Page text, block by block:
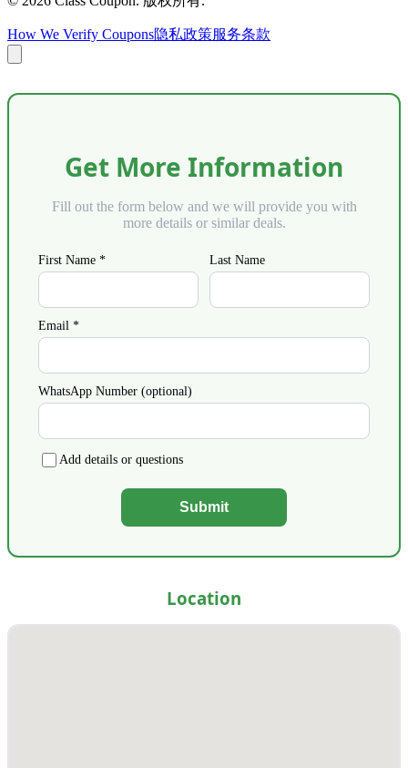
How We Verify Coupons隐私政策服务条款
Get More Information
Fill out the form below and we will provide you with
more details or similar deals.
First Name * Last Name
Email *
WhatsApp Number (optional)
Add details or questions
Submit
Location